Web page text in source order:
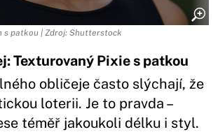
s patkou | Zdroj: Shutterstock
Texturovaný Pixie s patkou
obličeje často slýchají, že
loterii. Je to pravda –
téměř jakoukoli délku i styl.